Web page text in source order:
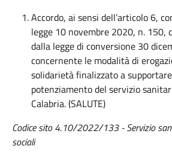
Accordo, ai sensi dell’articolo 6,
legge 10 novembre 2020, n. 150,
dalla legge di conversione 30
concernente le modalità di
solidarietà finalizzato a
potenziamento del servizio
Calabria. (SALUTE)
Codice sito 4.10/2022/133 - Servizio
sociali